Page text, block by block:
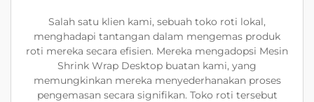
Salah satu klien kami, sebuah toko roti lokal,
menghadapi tantangan dalam mengemas produk
roti mereka secara efisien. Mereka mengadopsi Mesin
Shrink Wrap Desktop buatan kami, yang
memungkinkan mereka menyederhanakan proses
pengemasan secara signifikan. Toko roti tersebut